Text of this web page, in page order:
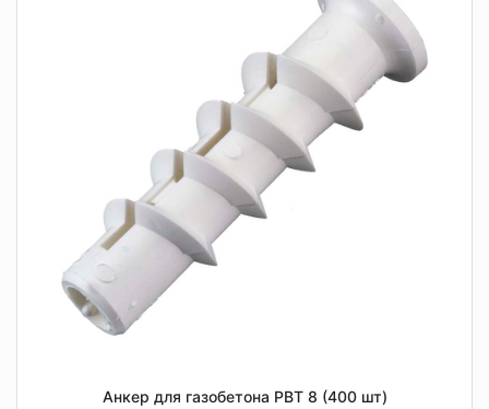
Анкер для газобетона РВТ 8 (400 шт)